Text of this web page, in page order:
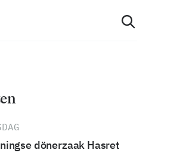
dönerzaak Hasret